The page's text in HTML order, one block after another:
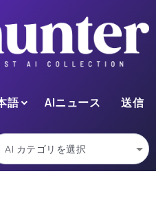
語 AIニュース 送信